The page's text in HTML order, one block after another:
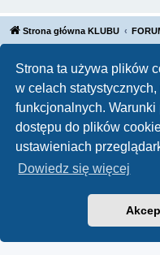
Strona ta używa plików
w celach
funkcjonalnych.
dostępu do plików
ustawieniach
Dowiedz się więcej
Strona główna KLUBU
Polski pakiet